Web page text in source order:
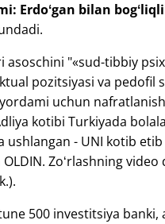
Erdoʻgan bilan
asoschini " sud-tibbiy
pozitsiyasi va pedofil
uchun
kotibi Turkiyada
ushlangan - UNI kotib etib
Zoʻrlashning video
500 investitsiya banki,